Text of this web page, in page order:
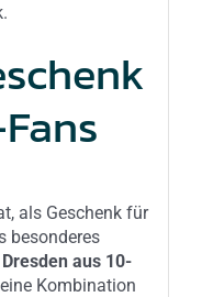
als Geschenk für
besonderes
aus 10-
Kombination